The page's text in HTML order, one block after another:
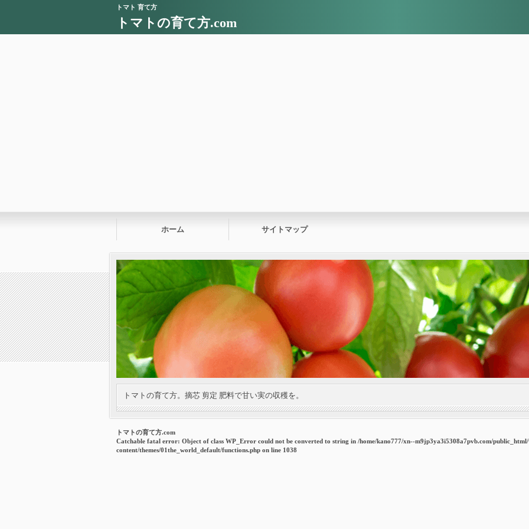
トマト 育て方
トマトの育て方.com
ホーム サイトマップ
トマトの育て方。摘芯 剪定 肥料で甘い実の収穫を。
トマトの育て方.com
Catchable fatal error: Object of class WP_Error could not be converted to string in /home/kano777/xn--m9jp3ya3i5308a7pvb.com/
content/themes/01the_world_default/functions.php on line 1038